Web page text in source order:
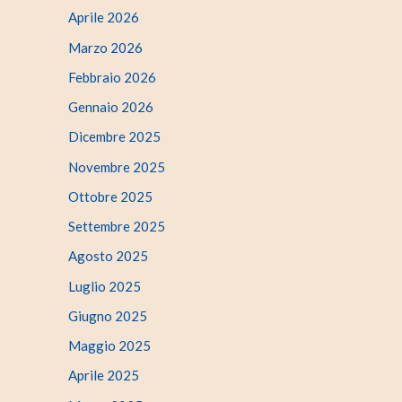
Aprile 2026
Marzo 2026
Febbraio 2026
Gennaio 2026
Dicembre 2025
Novembre 2025
Ottobre 2025
Settembre 2025
Agosto 2025
Luglio 2025
Giugno 2025
Maggio 2025
Aprile 2025